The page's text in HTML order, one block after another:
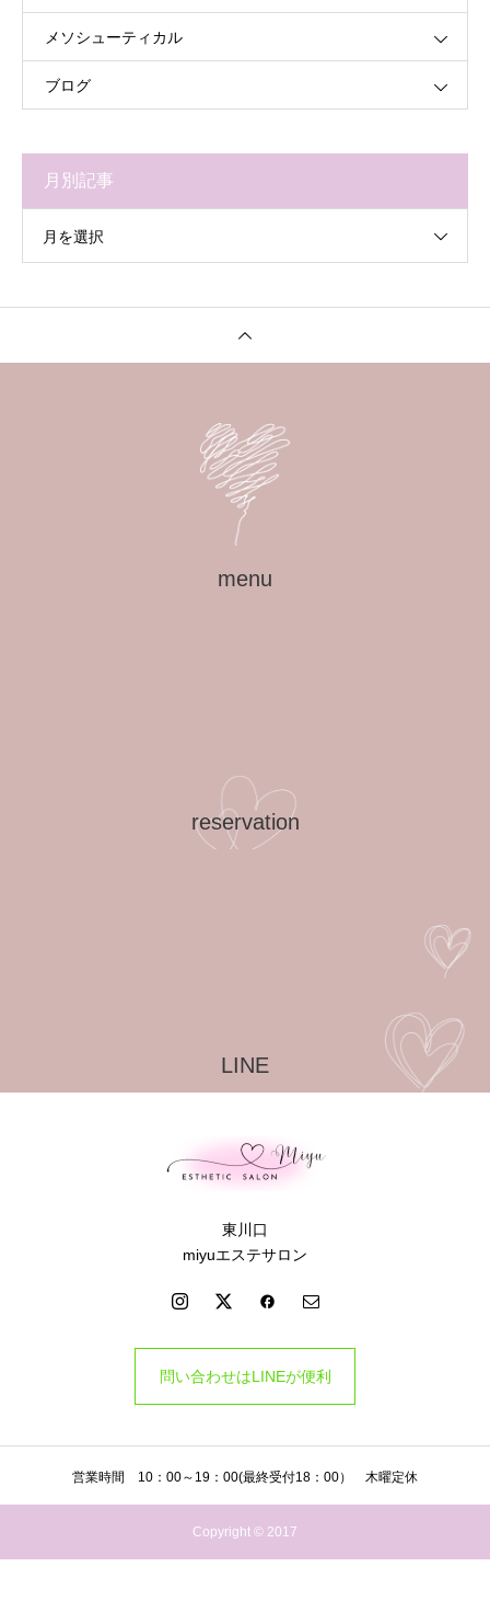
メソシューティカル
ブログ
月別記事
月を選択
menu
reservation
LINE
東川口
miyuエステサロン
問い合わせはLINEが便利
営業時間 10：00～19：00(最終受付18：00） 木曜定休
Copyright © 2017